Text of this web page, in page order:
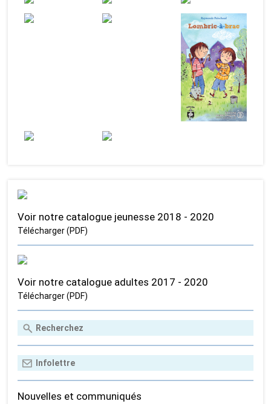
Voir notre catalogue jeunesse 2018 - 2020
Télécharger (PDF)
Voir notre catalogue adultes 2017 - 2020
Télécharger (PDF)
Nouvelles et communiqués